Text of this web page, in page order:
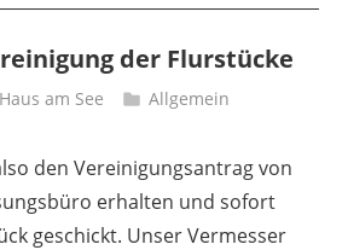
der Flurstücke
Haus am See Allgemein
den Vereinigungsantrag von
erhalten und sofort
geschickt. Unser Vermesser